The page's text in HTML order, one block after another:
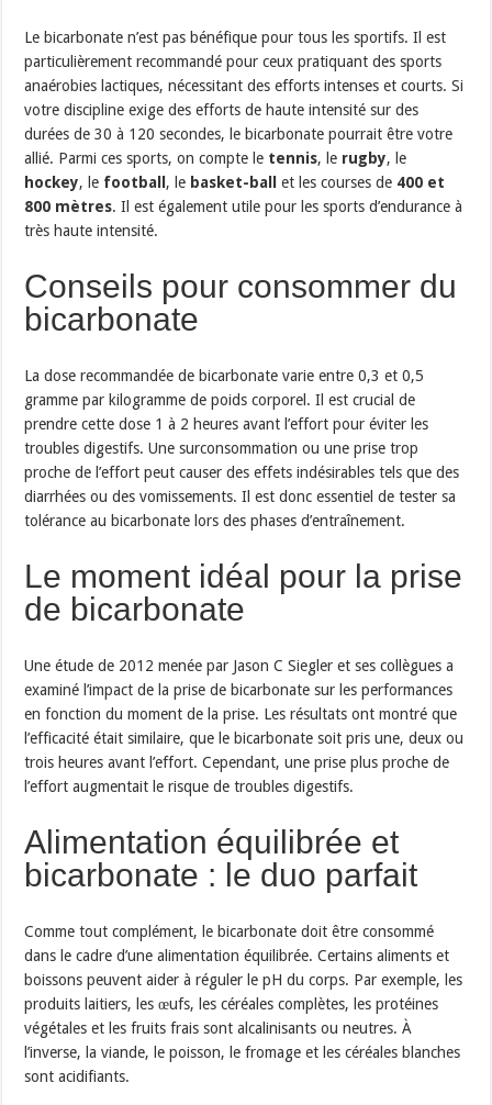
Le bicarbonate n’est pas bénéfique pour tous les sportifs. Il est
particulièrement recommandé pour ceux pratiquant des sports
anaérobies lactiques, nécessitant des efforts intenses et courts. Si
votre discipline exige des efforts de haute intensité sur des
durées de 30 à 120 secondes, le bicarbonate pourrait être votre
allié. Parmi ces sports, on compte le tennis, le rugby, le
hockey, le football , le basket-ball et les courses de 400 et
800 mètres. Il est également utile pour les sports d’endurance à
très haute intensité.
Conseils pour consommer du
bicarbonate
La dose recommandée de bicarbonate varie entre 0,3 et 0,5
gramme par kilogramme de poids corporel. Il est crucial de
prendre cette dose 1 à 2 heures avant l’effort pour éviter les
troubles digestifs. Une surconsommation ou une prise trop
proche de l’effort peut causer des effets indésirables tels que des
diarrhées ou des vomissements. Il est donc essentiel de tester sa
tolérance au bicarbonate lors des phases d’entraînement.
Le moment idéal pour la prise
de bicarbonate
Une étude de 2012 menée par Jason C Siegler et ses collègues a
examiné l’impact de la prise de bicarbonate sur les performances
en fonction du moment de la prise. Les résultats ont montré que
l’efficacité était similaire, que le bicarbonate soit pris une, deux ou
trois heures avant l’effort. Cependant, une prise plus proche de
l’effort augmentait le risque de troubles digestifs.
Alimentation équilibrée et
bicarbonate : le duo parfait
Comme tout complément, le bicarbonate doit être consommé
dans le cadre d’une alimentation équilibrée. Certains aliments et
boissons peuvent aider à réguler le pH du corps. Par exemple, les
produits laitiers, les œufs, les céréales complètes, les protéines
végétales et les fruits frais sont alcalinisants ou neutres. À
l’inverse, la viande, le poisson, le fromage et les céréales blanches
sont acidifiants.